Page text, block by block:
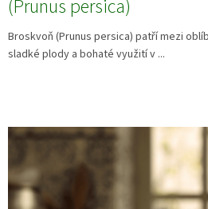
(Prunus persica)
Broskvoň (Prunus persica) patří mezi
sladké plody a bohaté využití v ...